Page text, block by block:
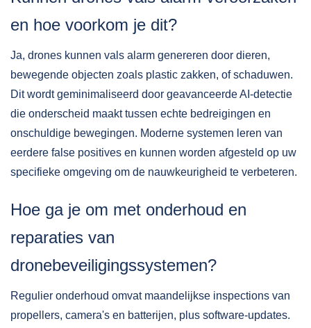
en hoe voorkom je dit?
Ja, drones kunnen vals alarm genereren door dieren,
bewegende objecten zoals plastic zakken, of schaduwen.
Dit wordt geminimaliseerd door geavanceerde AI-detectie
die onderscheid maakt tussen echte bedreigingen en
onschuldige bewegingen. Moderne systemen leren van
eerdere false positives en kunnen worden afgesteld op uw
specifieke omgeving om de nauwkeurigheid te verbeteren.
Hoe ga je om met onderhoud en
reparaties van
dronebeveiligingssystemen?
Regulier onderhoud omvat maandelijkse inspections van
propellers, camera's en batterijen, plus software-updates.